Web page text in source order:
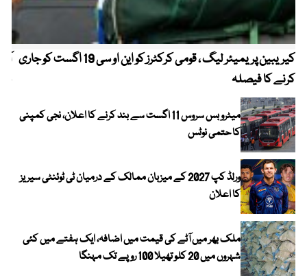
کیریبین پریمیئر لیگ ، قومی کرکٹرز کو این او سی 19 اگست کو جاری
کرنے کا فیصلہ
میٹرو بس سروس 11 اگست سے بند کرنے کا اعلان، نجی کمپنی
کا حتمی نوٹس
ورلڈ کپ 2027 کے میزبان ممالک کے درمیان ٹی ٹوئنٹی سیریز
کا اعلان
ملک بھر میں آٹے کی قیمت میں اضافہ، ایک ہفتے میں کئی
شہروں میں 20 کلو تھیلا 100 روپے تک مہنگا